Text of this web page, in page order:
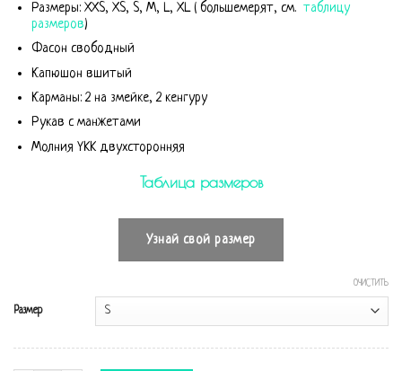
Размеры: XXS, XS, S, M, L, XL ( большемерят, см. таблицу
размеров)
Фасон свободный
Капюшон вшитый
Карманы: 2 на змейке, 2 кенгуру
Рукав с манжетами
Молния YKK двухсторонняя
Таблица размеров
Узнай свой размер
Размер
ОЧИСТИТЬ